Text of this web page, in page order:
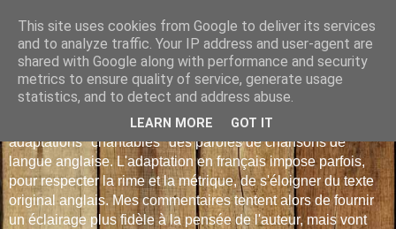
Les Monophonies de
Polyphrène
Versions françaises inédites : déjà plus de 510 traductions -
adaptations "chantables" des paroles de chansons de
langue anglaise. L'adaptation en français impose parfois,
pour respecter la rime et la métrique, de s'éloigner du texte
original anglais. Mes commentaires tentent alors de fournir
un éclairage plus fidèle à la pensée de l'auteur, mais vont
This site uses cookies from Google to deliver its services
and to analyze traffic. Your IP address and user-agent are
shared with Google along with performance and security
metrics to ensure quality of service, generate usage
statistics, and to detect and address abuse.
LEARN MORE GOT IT